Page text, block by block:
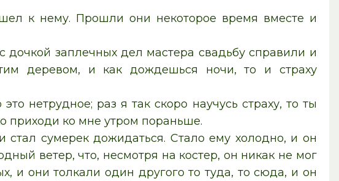
к нему. Прошли они некоторое время вместе и
заплечных дел мастера свадьбу справили и
деревом, и как дождешься ночи, то и страху
нетрудное; раз я так скоро научусь страху, то ты
приходи ко мне утром пораньше.
сумерек дожидаться. Стало ему холодно, и он
ветер, что, несмотря на костер, он никак не мог
и они толкали один другого то туда, то сюда, и он